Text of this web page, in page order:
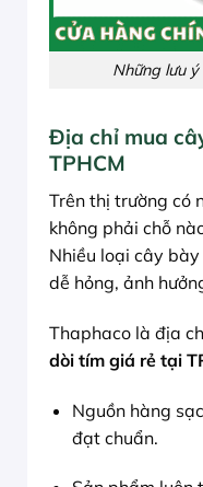
Những lưu
Địa chỉ mua
TPHCM
Trên thị trường có
không phải chỗ
Nhiều loại cây
dễ hỏng, ảnh
Thaphaco là địa
dòi tím giá rẻ tại
Nguồn hàng
đạt chuẩn.